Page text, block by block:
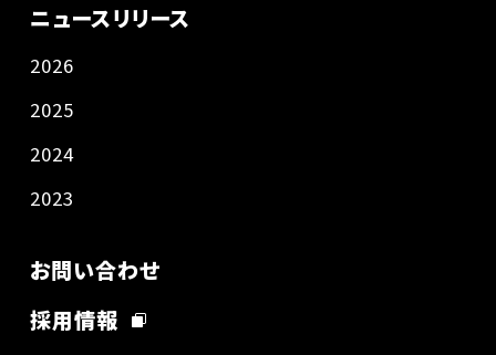
ニュースリリース
2026
2025
2024
2023
お問い合わせ
採用情報